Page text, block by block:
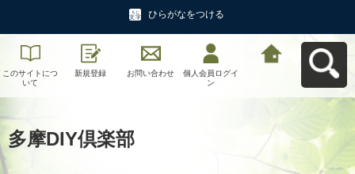
ひらがなをつける
このサイトにつ
いて
新規登録 お問い合わせ
個人会員ログイ
ン
多摩DIY倶楽部